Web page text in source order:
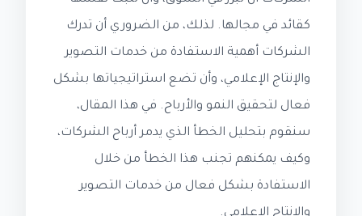
كقائد في مجالها. لذلك، من الضروري أن تدرك
الشركات أهمية الاستفادة من خدمات التصوير
والإنتاج الإعلامي، وأن تضع استراتيجياتها بشكل
فعال لتحقيق النمو والأرباح. في هذا المقال،
سنقوم بتحليل الخطأ الذي يدمر أرباح الشركات،
وكيف يمكنهم تجنب هذا الخطأ من خلال
الاستفادة بشكل فعال من خدمات التصوير
والإنتاج الإعلامي.